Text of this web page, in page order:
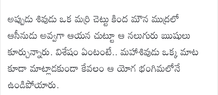
అప్పుడు శివుడు ఒక మర్రి చెట్టు కింద మౌన ముద్రలో
ఆసీనుడు అవ్వగా ఆయన చుట్టూ ఆ నలుగురు ఋషులు
కూర్చున్నారు. విశేషం ఏంటంటే.. మహాశివుడు ఒక్క మాట
కూడా మాట్లాడకుండా కేవలం ఆ యోగ భంగిమలోనే
ఉండిపోయారు.